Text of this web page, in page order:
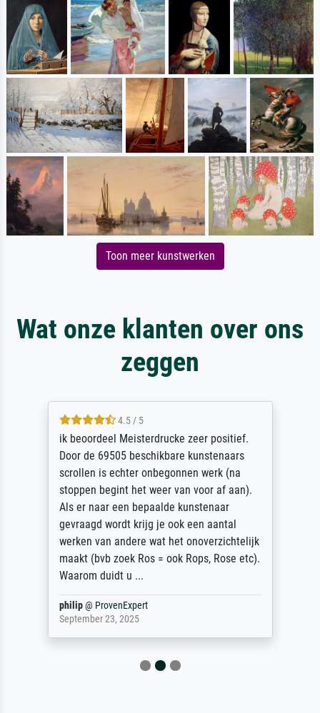
Toon meer kunstwerken
Wat onze klanten over ons
zeggen
4.5 / 5
ik beoordeel Meisterdrucke zeer positief.
Door de 69505 beschikbare kunstenaars
scrollen is echter onbegonnen werk (na
stoppen begint het weer van voor af aan).
Als er naar een bepaalde kunstenaar
gevraagd wordt krijg je ook een aantal
werken van andere wat het onoverzichtelijk
maakt (bvb zoek Ros = ook Rops, Rose etc).
Waarom duidt u ...
philip@ ProvenExpert
September 23, 2025